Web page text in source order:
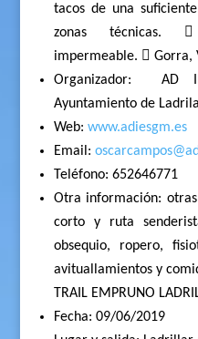
tacos de una
zonas técnicas. 
impermeable.  Gorra,
Organizador:
AD
Ayuntamiento de
Web: www.adiesgm.es
Email:
Teléfono: 652646771
Otra información:
corto y ruta
obsequio, ropero,
avituallamientos y
TRAIL EMPRUNO
Fecha: 09/06/2019